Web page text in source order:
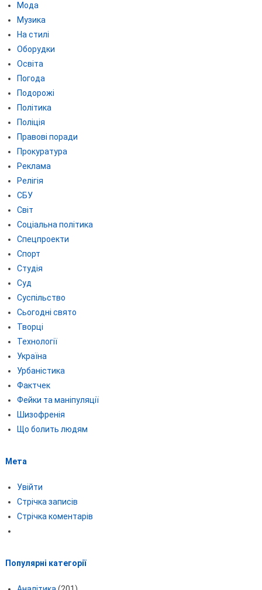
Мода
Музика
На стилі
Оборудки
Освіта
Погода
Подорожі
Політика
Поліція
Правові поради
Прокуратура
Реклама
Релігія
СБУ
Світ
Соціальна політика
Спецпроекти
Спорт
Студія
Суд
Суспільство
Сьогодні свято
Творці
Технології
Україна
Урбаністика
Фактчек
Фейки та маніпуляції
Шизофренія
Що болить людям
Мета
Увійти
Стрічка записів
Стрічка коментарів
Популярні категорії